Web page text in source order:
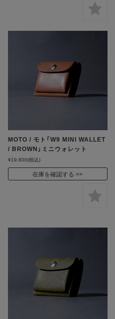
MOTO / モト「W9 MINI WALLET
/ BROWN」ミニウォレット
¥19,800(税込)
在庫を確認する